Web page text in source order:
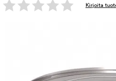
Kirjoita